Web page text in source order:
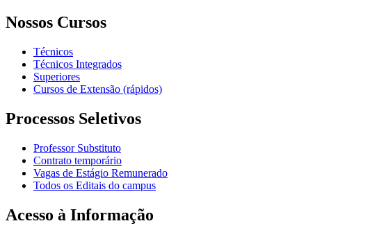
Nossos Cursos
Técnicos
Técnicos Integrados
Superiores
Cursos de Extensão (rápidos)
Processos Seletivos
Professor Substituto
Contrato temporário
Vagas de Estágio Remunerado
Todos os Editais do campus
Acesso à Informação